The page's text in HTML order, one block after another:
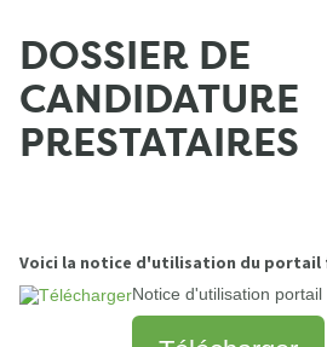
DOSSIER DE
CANDIDATURE
PRESTATAIRES
Voici la notice d'utilisation du portail
Notice d'utilisation portail